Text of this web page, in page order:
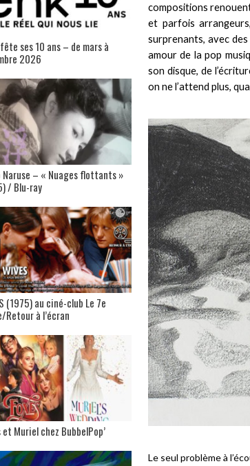
compositions
et parfois
surprenants, avec
amour de la pop
son disque, de
on ne l’attend plus,
Le seul problème à
ses 10 ans – de mars à
2026
Naruse – « Nuages flottants »
/ Blu-ray
(1975) au ciné-club Le 7e
Retour à l’écran
et Muriel chez BubbelPop’